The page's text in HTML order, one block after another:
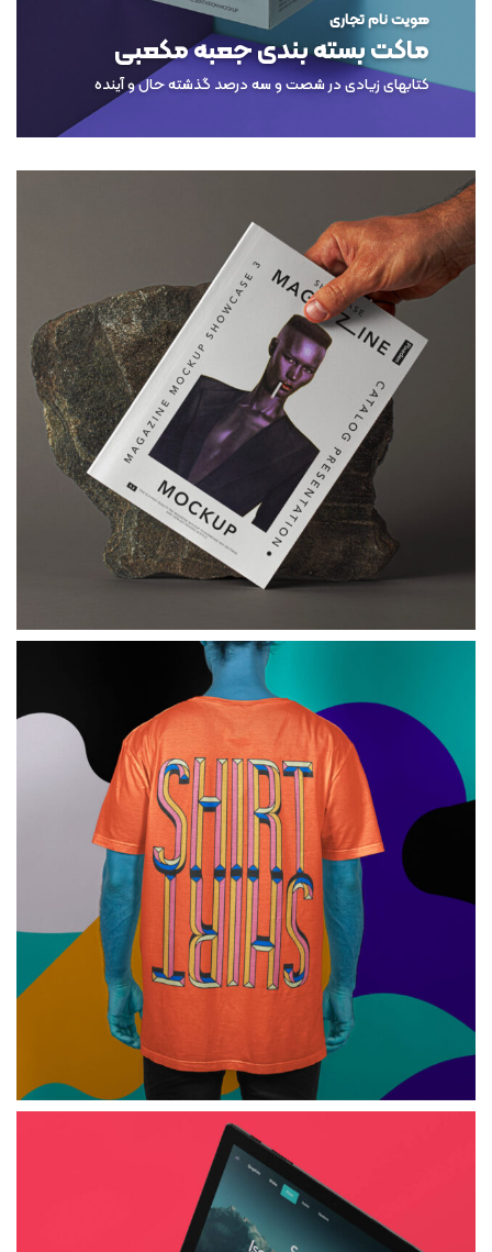
هویت نام تجاری
ماکت بسته بندی جعبه مکعبی
کتابهای زیادی در شصت و سه درصد گذشته حال و آینده
مشاهده پروژه
بازاریابی سئو
ویترین موکاپ مجله Psd
شما به راحتی می توانید با اضافه کردن گرافیک خود آن را برای خود
بسازید
مشاهده پروژه
هویت نام تجاری
تی شرت Psd صحنه موکاپ مرد
به لطف لایه هوشمند به راحتی آن را برای خود بسازید.
مشاهده پروژه